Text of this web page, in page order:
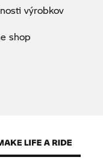
výrobkov
shop